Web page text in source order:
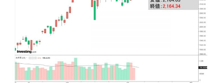
ーにウソのデータを入力したのは明白だ」
『Money1』
韓国･李在明さっそく不動産対策で浅薄な発
言。
『Money1』
韓国は「中国と同じく」投資に不適格な国
だ。
『Money1』
『韓国銀行』が「金の保有量を増やしま